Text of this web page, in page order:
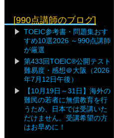
[990点講師のブログ]
TOEIC参考書・問題集おす
すめ10選2026 ～990点講師
が厳選
第433回TOEIC®公開テスト
難易度・感想＠大阪（2026
年7月12日午後）
【10月19日～31日】海外の
難民の若者に無償教育を行
うため、日本では受講いた
だけません。受講希望の方
はお早めに！